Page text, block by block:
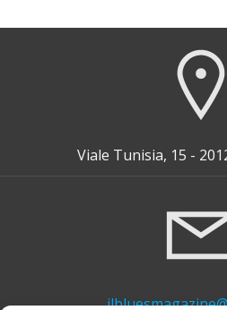
Viale Tunisia, 15 -